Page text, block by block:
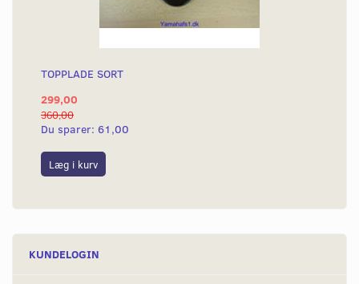
TOPPLADE SORT
299,00
360,00
Du sparer: 61,00
Læg i kurv
KUNDELOGIN